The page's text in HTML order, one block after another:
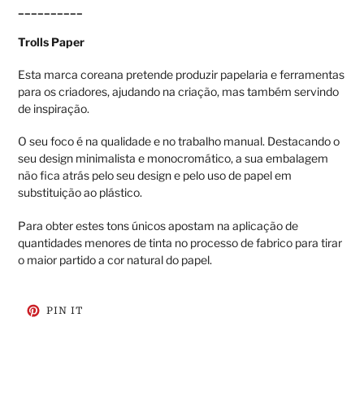
Trolls Paper
Esta marca coreana pretende produzir papelaria e ferramentas
para os criadores, ajudando na criação, mas também servindo
de inspiração.
O seu foco é na qualidade e no trabalho manual. Destacando o
seu design minimalista e monocromático, a sua embalagem
não fica atrás pelo seu design e pelo uso de papel em
substituição ao plástico.
Para obter estes tons únicos apostam na aplicação de
quantidades menores de tinta no processo de fabrico para tirar
o maior partido a cor natural do papel.
PIN IT